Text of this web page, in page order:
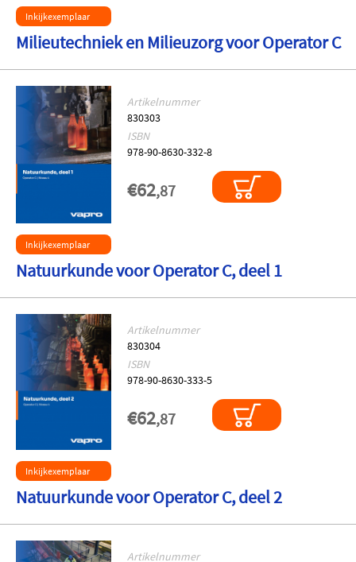
Inkijkexemplaar
Milieutechniek en Milieuzorg voor Operator C
Inkijkexemplaar
Natuurkunde voor Operator C, deel 1
€62,87
Artikelnummer
830303
ISBN
978-90-8630-332-8
Inkijkexemplaar
Natuurkunde voor Operator C, deel 2
€62,87
Artikelnummer
830304
ISBN
978-90-8630-333-5
Artikelnummer